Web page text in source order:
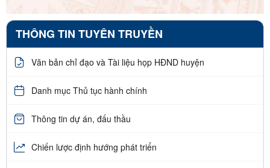
THÔNG TIN TUYÊN TRUYỀN
Văn bản chỉ đạo và Tài liệu họp HĐND huyện
Danh mục Thủ tục hành chính
Thông tin dự án, đấu thầu
Chiến lược định hướng phát triển